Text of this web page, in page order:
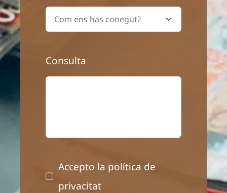
Consulta
Accepto la política de
privacitat